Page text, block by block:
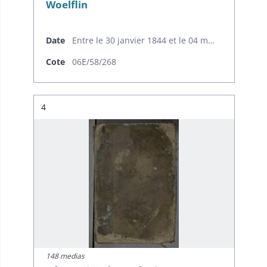
Woelflin
Date
Entre le 30 janvier 1844 et le 04 mai 1852
Cote
06E/58/268
Résultat n°
4
148 medias